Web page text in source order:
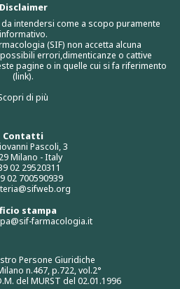
Contatti
Pascoli, 3
Milano - Italy
02 29520311
02 700590939
stampa
farmacologia.it
Persone Giuridiche
n.467, p.722, vol.2°
del MURST del 02.01.1996
Disclaimer
intendersi come a scopo puramente
informativo.
(SIF) non accetta alcuna
errori,dimenticanze o cattive
pagine o in quelle cui si fa riferimento
(link).
di più